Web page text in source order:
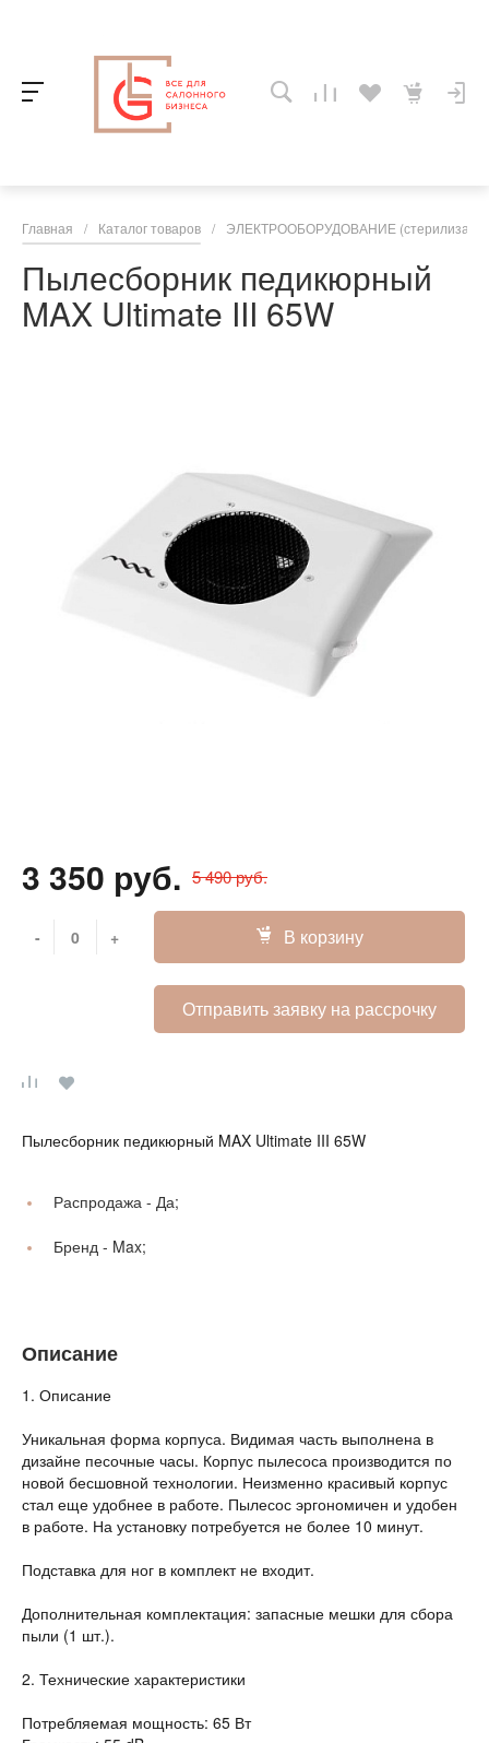
Главная / Каталог товаров / ЭЛЕКТРООБОРУДОВАНИЕ
Пылесборник педикюрный
MAX Ultimate III 65W
3 350 руб. 5 490 руб.
- + В корзину
Отправить заявку на рассрочку
Пылесборник педикюрный MAX Ultimate III 65W
Распродажа - Да;
Бренд - Max;
Описание
1. Описание
Уникальная форма корпуса. Видимая часть выполнена в
дизайне песочные часы. Корпус пылесоса производится по
новой бесшовной технологии. Неизменно красивый корпус
стал еще удобнее в работе. Пылесос эргономичен и удобен
в работе. На установку потребуется не более 10 минут.
Подставка для ног в комплект не входит.
Дополнительная комплектация: запасные мешки для сбора
пыли (1 шт.).
2. Технические характеристики
Потребляемая мощность: 65 Вт